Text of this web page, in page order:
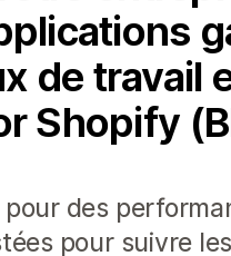
de travail
Shopify
des
pour suivre